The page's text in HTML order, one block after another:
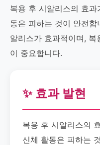
복용 후 시알리스의 효
동은 피하는 것이 안전
알리스가 효과적이며,
이 중요합니다.
✨ 효과 발현
복용 후 시알리스의
신체 활동은 피하는